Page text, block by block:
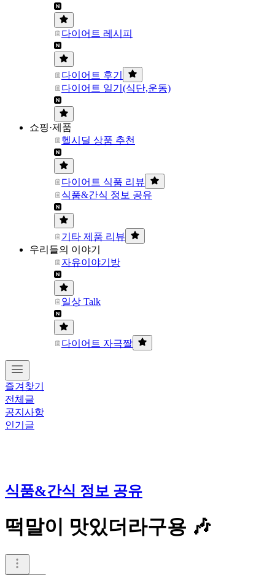
다이어트 레시피
다이어트 후기
다이어트 일기(식단,운동)
쇼핑·제품
헬시딜 상품 추천
다이어트 식품 리뷰
식품&간식 정보 공유
기타 제품 리뷰
우리들의 이야기
자유이야기방
일상 Talk
다이어트 자극짤
즐겨찾기
전체글
공지사항
인기글
식품&간식 정보 공유
떡말이 맛있더라구용 🎶